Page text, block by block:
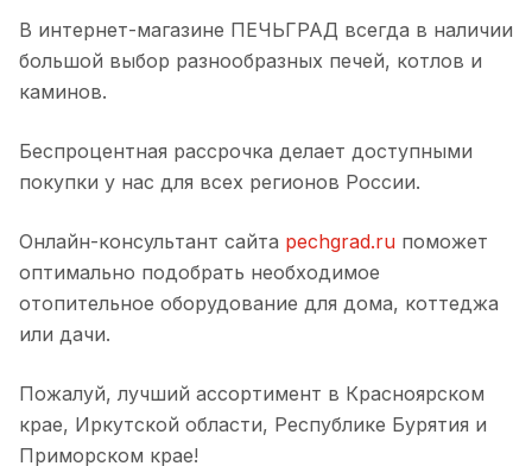
В интернет-магазине ПЕЧЬГРАД всегда в наличии
большой выбор разнообразных печей, котлов и
каминов.
Беспроцентная рассрочка делает доступными
покупки у нас для всех регионов России.
Онлайн-консультант сайта pechgrad.ru поможет
оптимально подобрать необходимое
отопительное оборудование для дома, коттеджа
или дачи.
Пожалуй, лучший ассортимент в Красноярском
крае, Иркутской области, Республике Бурятия и
Приморском крае!